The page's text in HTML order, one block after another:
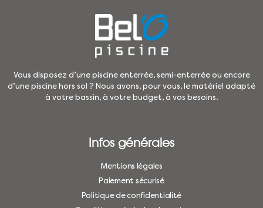
Vous disposez d’une piscine enterrée, semi-enterrée ou encore
d’une piscine hors sol ? Nous avons, pour vous, le matériel adapté
à votre bassin, à votre budget, à vos besoins.
Infos générales
Mentions légales
Paiement sécurisé
Politique de confidentialité